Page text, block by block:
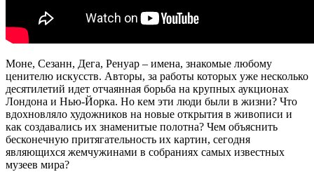
Моне, Сезанн, Дега, Ренуар – имена, знакомые любому
ценителю искусств. Авторы, за работы которых уже несколько
десятилетий идет отчаянная борьба на крупных аукционах
Лондона и Нью-Йорка. Но кем эти люди были в жизни? Что
вдохновляло художников на новые открытия в живописи и
как создавались их знаменитые полотна? Чем объяснить
бесконечную притягательность их картин, сегодня
являющихся жемчужинами в собраниях самых известных
музеев мира?